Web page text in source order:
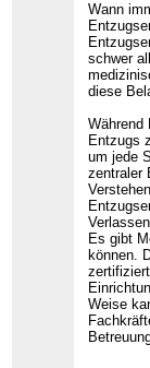
Wann
schwer
diese
Während
Entzugs
um jede
zentraler
Es gibt
können.
Weise